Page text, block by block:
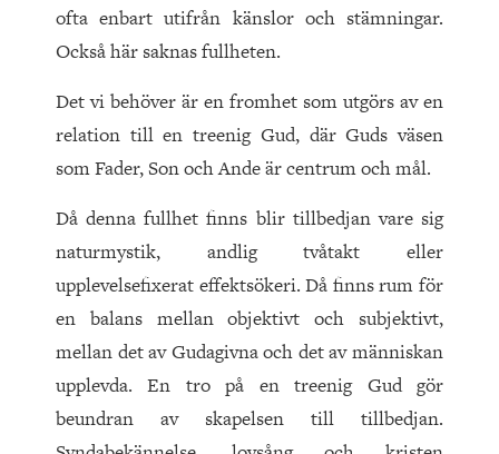
ofta enbart utifrån känslor och stämningar.
Också här saknas fullheten.
Det vi behöver är en fromhet som utgörs av en
relation till en treenig Gud, där Guds väsen
som Fader, Son och Ande är centrum och mål.
Då denna fullhet finns blir tillbedjan vare sig
naturmystik, andlig tvåtakt eller
upplevelsefixerat effektsökeri. Då finns rum för
en balans mellan objektivt och subjektivt,
mellan det av Gudagivna och det av människan
upplevda. En tro på en treenig Gud gör
beundran av skapelsen till tillbedjan.